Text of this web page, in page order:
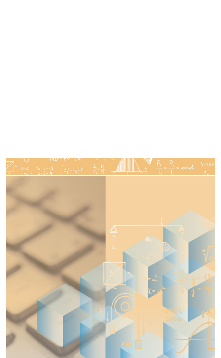
Imagen de portada